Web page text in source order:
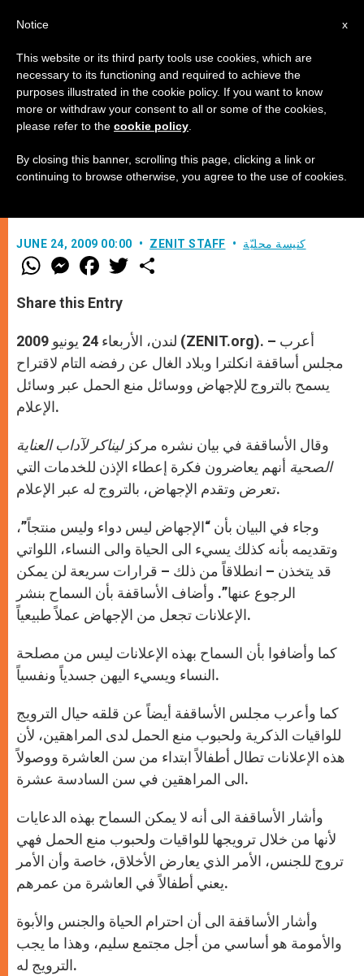
الأساقفة البريطانيون يرفضون
إعلانات الإجهاض
JUNE 24, 2009 00:00 ZENIT STAFF كنيسة محليّة
W
h
t
s
p
p
M
e
s
e
e
r
F
a
e
b
o
k
w
r
Share this Entry
لندن، الأربعاء 24 يونيو 2009 (ZENIT.org). – أعرب
مجلس أساقفة انكلترا وبلاد الغال عن رفضه التام لاقتراح
يسمح بالتروج للإجهاض ووسائل منع الحمل عبر وسائل
الإعلام.
وقال الأساقفة في بيان نشره مركزليناكر لآداب العناية
الصحية أنهم يعاضرون فكرة إعطاء الإذن للخدمات التي
تعرض وتقدم الإجهاض، بالتروج له عبر الإعلام.
وجاء في البيان بأن “الإجهاض ليس دواء وليس منتجاً”،
وتقديمه بأنه كذلك يسيء الى الحياة والى النساء، اللواتي
قد يتخذن – انطلاقاً من ذلك – قرارات سريعة لن يمكن
الرجوع عنها”. وأضاف الأساقفة بأن السماح بنشر
الإعلانات تجعل من الإجهاض عملاً طبيعياً.
كما وأضافوا بأن السماح بهذه الإعلانات ليس من مصلحة
النساء ويسيء اليهن جسدياً ونفسياً.
كما وأعرب مجلس الأساقفة أيضاً عن قلقه حيال الترويج
للواقيات الذكرية ولحبوب منع الحمل لدى المراهقين، لأن
هذه الإعلانات تطال أطفالاً ابتداء من سن العاشرة ووصولاً
الى المراهقين في سن السادسة عشرة.
وأشار الأساقفة الى أنه لا يمكن السماح بهذه الدعايات
لأنها من خلال ترويجها للواقيات ولحبوب منع الحمل فهي
تروج للجنس، الأمر الذي يعارض الأخلاق، خاصة وأن الأمر
يعني أطفالاً في العاشرة من عمرهم.
وأشار الأساقفة الى أن احترام الحياة والجنس والأبوة
والأمومة هو أساسي من أجل مجتمع سليم، وهذا ما يجب
الترويج له.
x
Notice
This website or its third party tools use cookies, which are
necessary to its functioning and required to achieve the
purposes illustrated in the cookie policy. If you want to know
more or withdraw your consent to all or some of the cookies,
please refer to the cookie policy
By closing this banner, scrolling this page, clicking a link or
continuing to browse otherwise, you agree to the use of cookies.